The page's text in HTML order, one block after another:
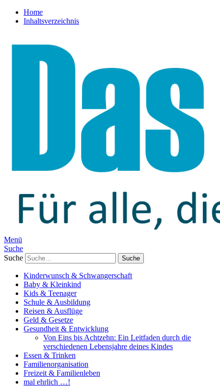
Home
Inhaltsverzeichnis
Menü
Suche
Suche
Kinderwunsch & Schwangerschaft
Baby & Kleinkind
Kids & Teenager
Schule & Ausbildung
Reisen & Ausflüge
Geld & Gesetze
Gesundheit & Entwicklung
Von Eins bis Achtzehn: Ein Leitfaden durch die
verschiedenen Lebensjahre deines Kindes
Essen & Trinken
Familienorganisation
Freizeit & Familienleben
mal ehrlich …!